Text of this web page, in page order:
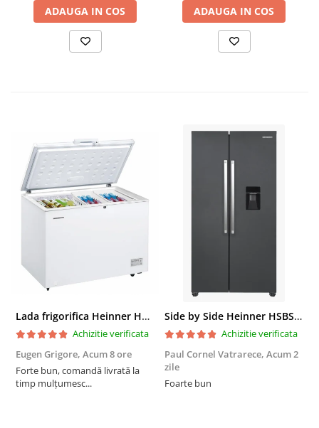
ADAUGA IN COS ADAUGA IN COS
Lada frigorifica Heinner HCF-287CNHE++, 287 l, Clasa E, Compresor inverter, Iluminare LED, Functionalitate frigider, Alb
Achizitie verificata
Eugen Grigore, Acum 8 ore
Forte bun, comandă livrată la
timp mulțumesc...
Side by Side Heinner HSBS-HM439NFINVDGWDE++, Total No Frost, Compresor Inverter, Dozator Apa, Display Touch LED, 439 L, Clasa E, Gri Antracit Texturat
Achizitie verificata
Paul Cornel Vatrarece, Acum 2
zile
Foarte bun